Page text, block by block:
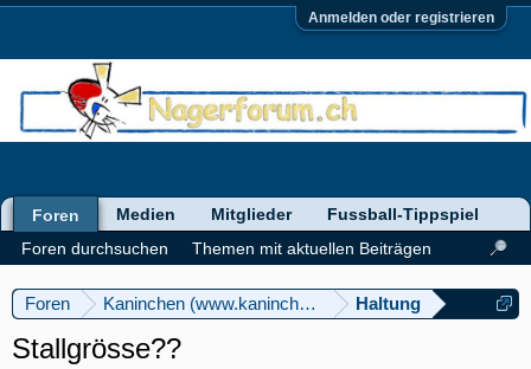
Anmelden oder registrieren
Foren Kaninchen (www.kaninchenforum.ch)
Haltung
Stallgrösse??
Foren
Foren durchsuchen
Themen mit aktuellen Beiträgen
Medien Mitglieder Fussball-Tippspiel